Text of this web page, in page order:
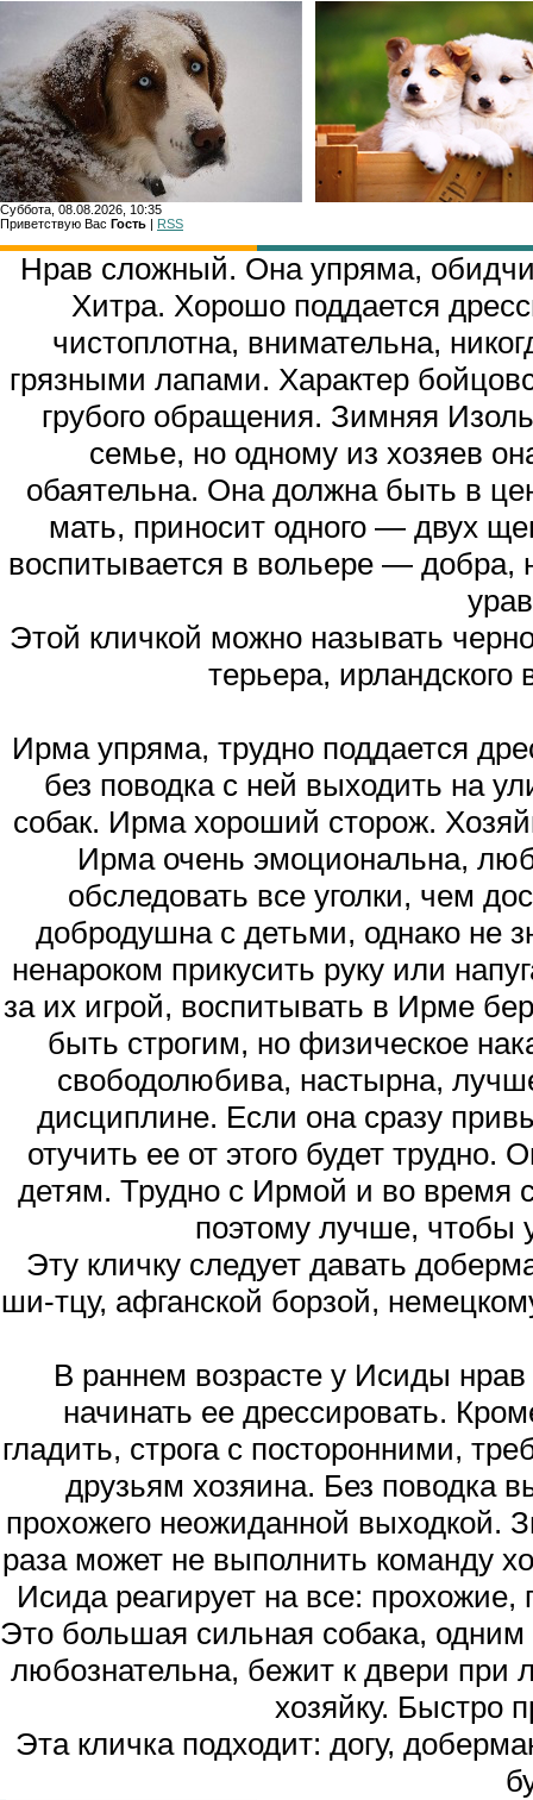
Суббота, 08.08.2026, 10:35
Приветствую Вас Гость | RSS
Нрав сложный. Она упряма,
Хитра. Хорошо поддается
чистоплотна, внимательна,
грязными лапами. Характер
грубого обращения. Зимняя
семье, но одному из хозяев
обаятельна. Она должна быть в
мать, приносит одного — двух
воспитывается в вольере —
Этой кличкой можно называть
терьера,
Ирма упряма, трудно поддается
без поводка с ней выходить на
собак. Ирма хороший сторож.
Ирма очень эмоциональна,
обследовать все уголки, чем
добродушна с детьми, однако не
ненароком прикусить руку или
за их игрой, воспитывать в Ирме
быть строгим, но физическое
свободолюбива, настырна,
дисциплине. Если она сразу
отучить ее от этого будет трудно.
детям. Трудно с Ирмой и во время
поэтому лучше, чтобы
Эту кличку следует давать
ши-тцу, афганской борзой,
В раннем возрасте у Исиды
начинать ее дрессировать.
гладить, строга с посторонними,
друзьям хозяина. Без поводка
прохожего неожиданной выходкой.
раза может не выполнить команду
Исида реагирует на все:
Это большая сильная собака,
любознательна, бежит к двери
хозяйку. Быстро
Эта кличка подходит: догу,